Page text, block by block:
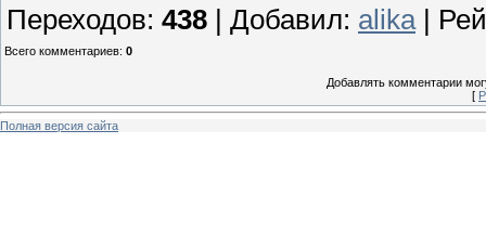
Переходов: 438 | Добавил: alika|
Всего комментариев: 0
Добавлять комментарии
[
Полная версия сайта